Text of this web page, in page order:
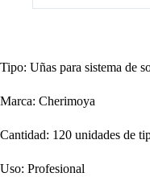
Tipo: Uñas para sistema de
Marca: Cherimoya
Cantidad: 120 unidades de
Uso: Profesional